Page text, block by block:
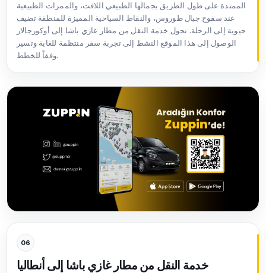
الممتدة على طول الطريق بجمالها الطبيعي اللافت، والممرات الطبيعية
عند سفوح جبال طوروس، والنقاط السياحية المميزة للمنطقة تضيف
حيوية إلى الرحلة. تحول خدمة النقل من مطار غازي باشا إلى أوكورجالار
الوصول إلى هذا الموقع النشط إلى تجربة سفر منتظمة للغاية وتسير
وفقاً للخطط.
06
خدمة النقل من مطار غازي باشا إلى أنطاليا